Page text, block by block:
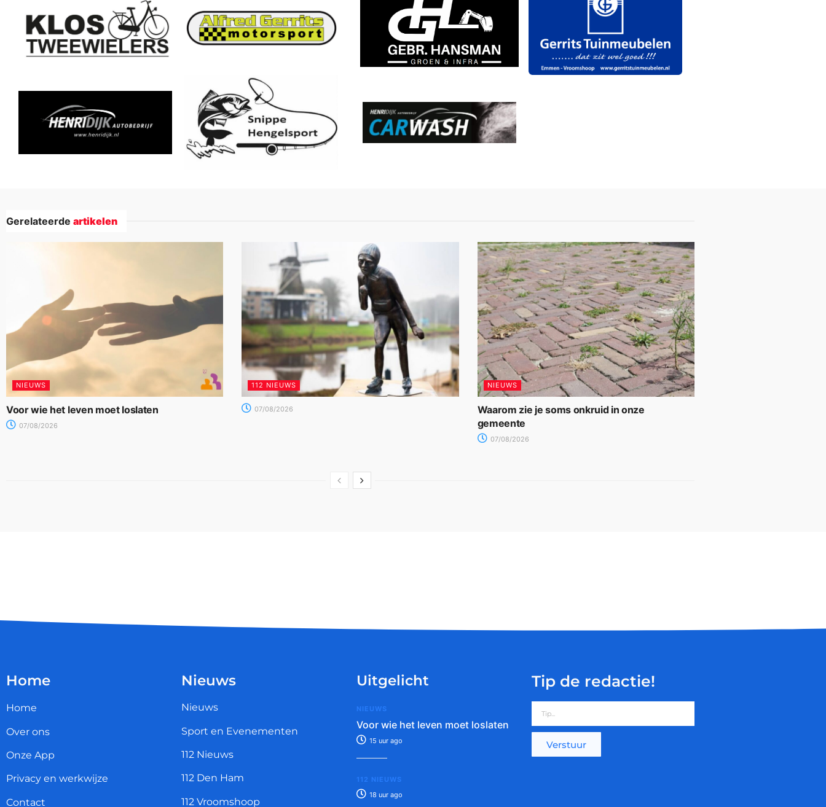
Gerelateerde artikelen
NIEUWS
Voor wie het leven moet loslaten
07/08/2026
112 NIEUWS
07/08/2026
NIEUWS
Waarom zie je soms onkruid in onze
gemeente
07/08/2026
Home
Home
Over ons
Onze App
Privacy en werkwijze
Contact
Nieuws
Nieuws
Sport en Evenementen
112 Nieuws
112 Den Ham
112 Vroomshoop
Uitgelicht
NIEUWS
Voor wie het leven moet loslaten
15 uur ago
112 NIEUWS
18 uur ago
Tip de redactie!
Verstuur